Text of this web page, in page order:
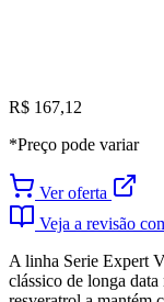
R$ 167,12
*Preço pode variar
Ver oferta
Veja a revisão
A linha Serie Expert
clássico de longa